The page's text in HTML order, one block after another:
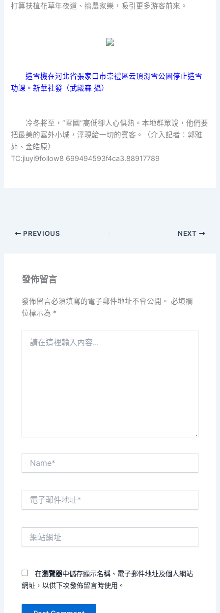
打算扶植花草年夜道、搞農家樂，吸引更多游客前來。
造雪機在河北省張家口市崇禮區云頂滑雪公園停止造雪
功課。新華社發（武殿森 攝）
冷冬將至，“雪國”高低卻人心俱熱。本地群眾說，他們要
把最美的塞外小城，浮現給一切的賓客。（介入記者：郭雅
茹、金皓原）
TC:jiuyi9follow8 699494593f4ca3.88917789
PREVIOUS NEXT
發佈留言
發佈留言必須填寫的電子郵件地址不會公開。 必填欄
位標示為 *
在瀏覽器中儲存顯示名稱、電子郵件地址及個人網站
網址，以供下次發佈留言時使用。